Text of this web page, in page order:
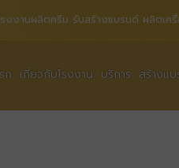
รงงานผลิตครีม รับสร้างแบรนด์ ผลิตเ
ก เกี่ยวกับโรงงาน บริการ สร้างแ